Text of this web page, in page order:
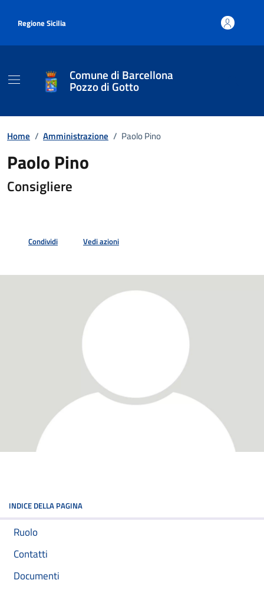
Regione Sicilia
Comune di Barcellona
Pozzo di Gotto
Home / Amministrazione / Paolo Pino
Paolo Pino
Consigliere
Condividi Vedi azioni
INDICE DELLA PAGINA
Ruolo
Contatti
Documenti